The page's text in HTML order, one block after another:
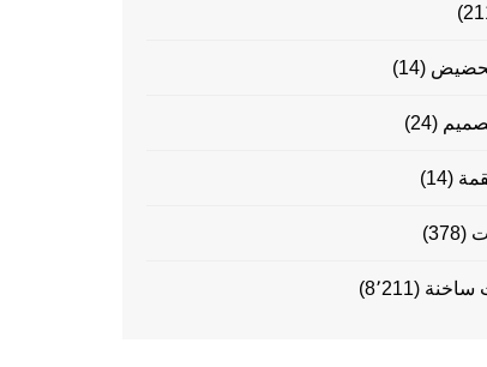
(14)
(24)
(14)
(378)
ساخنة (8٬211)